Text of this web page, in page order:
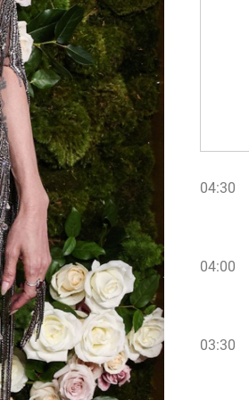
04:30
04:00
03:30